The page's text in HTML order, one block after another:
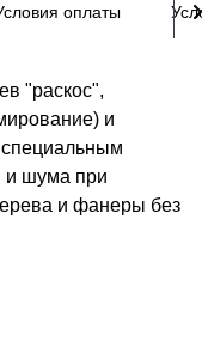
оплаты
"раскос",
и
и шума при
и фанеры без